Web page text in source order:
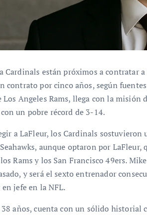
Cardinals están próximos a contratar
contrato por cinco años, según
Los Angeles Rams, llega con la
un pobre récord de 3-14.
a LaFleur, los Cardinals
aunque optaron por
Rams y los San Francisco 49ers.
y será el sexto entrenador
jefe en la NFL.
38 años, cuenta con un sólido